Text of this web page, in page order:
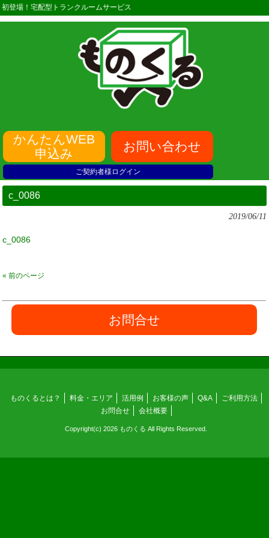
初登場！宅配型トランクルームサービス
かんたんWEB
申込み
お問い合わせ
ご契約者様ログイン
c_0086
2019/06/11
c_0086
« 前のページ
お問合せ
ものくるとは？ 料金・エリア 活用例 お客様の声 Q&A
ご利用方法
お問合せ
会社概要
Copyright(c) 2026 ものくる All Rights Reserved.